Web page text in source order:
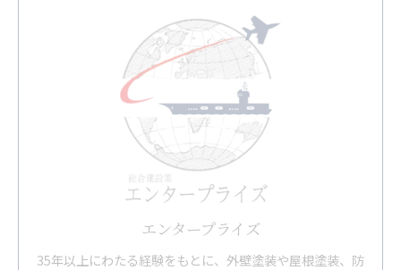
エンタープライズ
35年以上にわたる経験をもとに、外壁塗装や屋根塗装、防